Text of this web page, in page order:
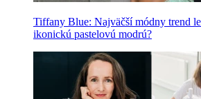
Tiffany Blue: Najväčší módny trend
ikonickú pastelovú modrú?